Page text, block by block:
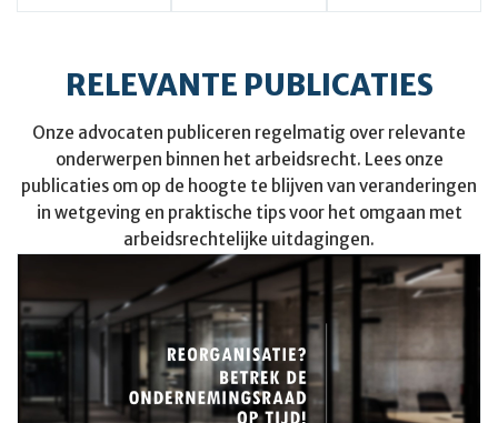
RELEVANTE PUBLICATIES
Onze advocaten publiceren regelmatig over relevante
onderwerpen binnen het arbeidsrecht. Lees onze
publicaties om op de hoogte te blijven van veranderingen
in wetgeving en praktische tips voor het omgaan met
arbeidsrechtelijke uitdagingen.